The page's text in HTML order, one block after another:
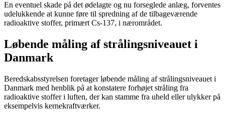
En eventuel skade på det ødelagte og nu forseglede anlæg, forventes
udelukkende at kunne føre til spredning af de tilbageværende
radioaktive stoffer, primært Cs-137, i nærområdet.
Løbende måling af strålingsniveauet i
Danmark
Beredskabsstyrelsen foretager løbende måling af strålingsniveauet i
Danmark med henblik på at konstatere forhøjet stråling fra
radioaktive stoffer i luften, der kan stamme fra uheld eller ulykker på
eksempelvis kernekraftværker.